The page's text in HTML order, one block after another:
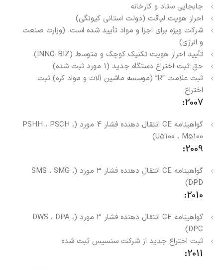
جابجایی ستاد و کارخانه
احراز هویت لیاقت (دولت استانی کیونگی)
شرکت ویژه برای اجزا و مواد تأیید شده است. (وزارت صنعت
و انرژی)
تأیید احراز هویت تکنیک کوچک و متوسط ​​(INNO-BIZ).
حق ثبت اختراع دستگاه جدید (1 مورد ثبت شده)
ثبت علامت “R” (موسسه ماشین آلات و مواد کره) ثبت
اختراع
2007:
گواهینامه CE انتقال دهنده فشار 4 مورد (PSHH ، PSCH ،
U5100 ، M5100)
2009:
گواهینامه CE انتقال دهنده فشار 3 مورد (SMS ، SMG ،
DPD)
2010:
گواهینامه CE انتقال دهنده فشار 3 مورد (DWS ، DPA ،
DPC)
ثبت اختراع جدید از شرکت سنسیس ثبت شده
2011: